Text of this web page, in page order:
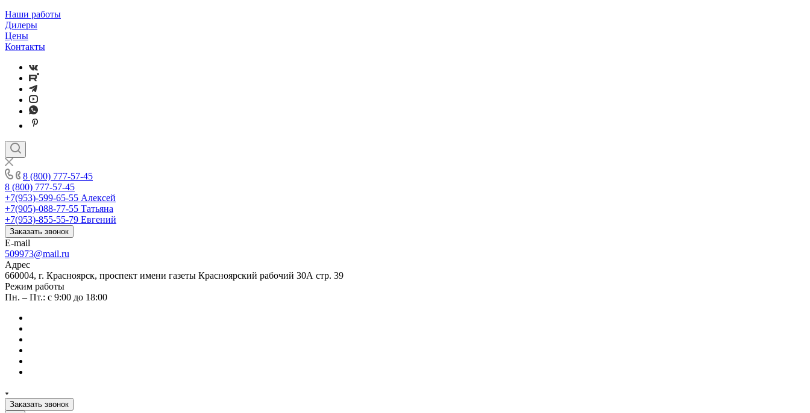
Наши работы
Дилеры
Цены
Контакты
8 (800) 777-57-45
8 (800) 777-57-45
+7(953)-599-65-55 Алексей
+7(905)-088-77-55 Татьяна
+7(953)-855-55-79 Евгений
Заказать звонок
E-mail
509973@mail.ru
Адрес
660004, г. Красноярск, проспект имени газеты Красноярский рабочий 30А стр. 39
Режим работы
Пн. – Пт.: с 9:00 до 18:00
Заказать звонок